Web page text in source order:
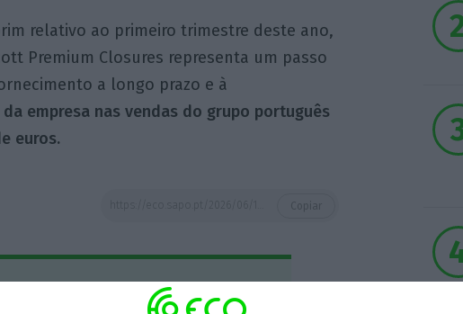
relativo ao primeiro trimestre deste ano,
Premium Closures representa um passo
a longo prazo e à
empresa nas vendas do grupo português
euros.
Premium